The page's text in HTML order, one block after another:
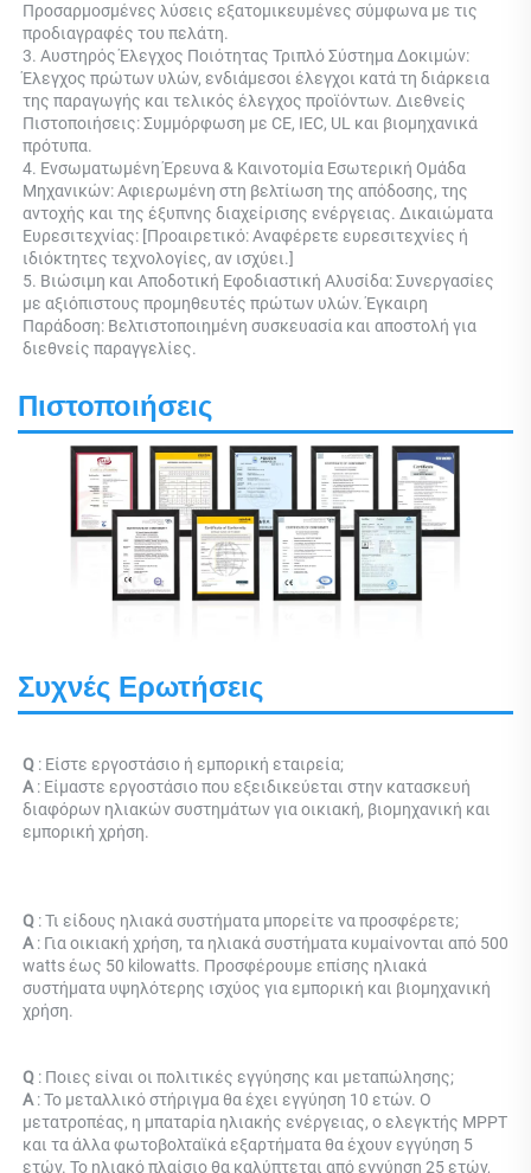
Προσαρμοσμένες λύσεις εξατομικευμένες σύμφωνα με τις
προδιαγραφές του πελάτη.
3. Αυστηρός Έλεγχος Ποιότητας Τριπλό Σύστημα Δοκιμών:
Έλεγχος πρώτων υλών, ενδιάμεσοι έλεγχοι κατά τη διάρκεια
της παραγωγής και τελικός έλεγχος προϊόντων. Διεθνείς
Πιστοποιήσεις: Συμμόρφωση με CE, IEC, UL και βιομηχανικά
πρότυπα.
4. Ενσωματωμένη Έρευνα & Καινοτομία Εσωτερική Ομάδα
Μηχανικών: Αφιερωμένη στη βελτίωση της απόδοσης, της
αντοχής και της έξυπνης διαχείρισης ενέργειας. Δικαιώματα
Ευρεσιτεχνίας: [Προαιρετικό: Αναφέρετε ευρεσιτεχνίες ή
ιδιόκτητες τεχνολογίες, αν ισχύει.]
5. Βιώσιμη και Αποδοτική Εφοδιαστική Αλυσίδα: Συνεργασίες
με αξιόπιστους προμηθευτές πρώτων υλών. Έγκαιρη
Παράδοση: Βελτιστοποιημένη συσκευασία και αποστολή για
διεθνείς παραγγελίες.
Πιστοποιήσεις
Συχνές Ερωτήσεις
Q : Είστε εργοστάσιο ή εμπορική εταιρεία;
Α : Είμαστε εργοστάσιο που εξειδικεύεται στην κατασκευή
διαφόρων ηλιακών συστημάτων για οικιακή, βιομηχανική και
εμπορική χρήση.
Q : Τι είδους ηλιακά συστήματα μπορείτε να προσφέρετε;
Α : Για οικιακή χρήση, τα ηλιακά συστήματα κυμαίνονται από 500
watts έως 50 kilowatts. Προσφέρουμε επίσης ηλιακά
συστήματα υψηλότερης ισχύος για εμπορική και βιομηχανική
χρήση.
Q : Ποιες είναι οι πολιτικές εγγύησης και μεταπώλησης;
Α : Το μεταλλικό στήριγμα θα έχει εγγύηση 10 ετών. Ο
μετατροπέας, η μπαταρία ηλιακής ενέργειας, ο ελεγκτής MPPT
και τα άλλα φωτοβολταϊκά εξαρτήματα θα έχουν εγγύηση 5
ετών. Το ηλιακό πλαίσιο θα καλύπτεται από εγγύηση 25 ετών,